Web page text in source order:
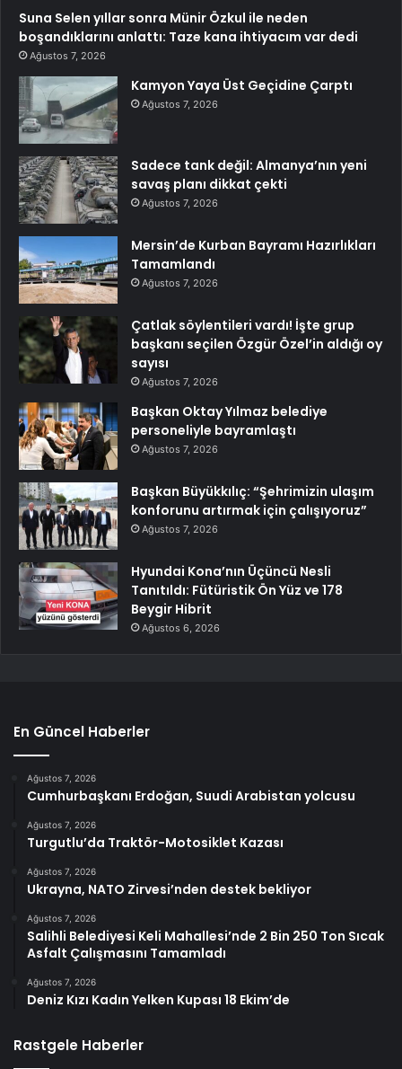
Suna Selen yıllar sonra Münir Özkul ile neden
boşandıklarını anlattı: Taze kana ihtiyacım var dedi
Ağustos 7, 2026
Kamyon Yaya Üst Geçidine Çarptı
Ağustos 7, 2026
Sadece tank değil: Almanya’nın yeni
savaş planı dikkat çekti
Ağustos 7, 2026
Mersin’de Kurban Bayramı Hazırlıkları
Tamamlandı
Ağustos 7, 2026
Çatlak söylentileri vardı! İşte grup
başkanı seçilen Özgür Özel’in aldığı oy
sayısı
Ağustos 7, 2026
Başkan Oktay Yılmaz belediye
personeliyle bayramlaştı
Ağustos 7, 2026
Başkan Büyükkılıç: “Şehrimizin ulaşım
konforunu artırmak için çalışıyoruz”
Ağustos 7, 2026
Hyundai Kona’nın Üçüncü Nesli
Tanıtıldı: Fütüristik Ön Yüz ve 178
Beygir Hibrit
Ağustos 6, 2026
En Güncel Haberler
Ağustos 7, 2026
Cumhurbaşkanı Erdoğan, Suudi Arabistan yolcusu
Ağustos 7, 2026
Turgutlu’da Traktör-Motosiklet Kazası
Ağustos 7, 2026
Ukrayna, NATO Zirvesi’nden destek bekliyor
Ağustos 7, 2026
Salihli Belediyesi Keli Mahallesi’nde 2 Bin 250 Ton Sıcak
Asfalt Çalışmasını Tamamladı
Ağustos 7, 2026
Deniz Kızı Kadın Yelken Kupası 18 Ekim’de
Rastgele Haberler